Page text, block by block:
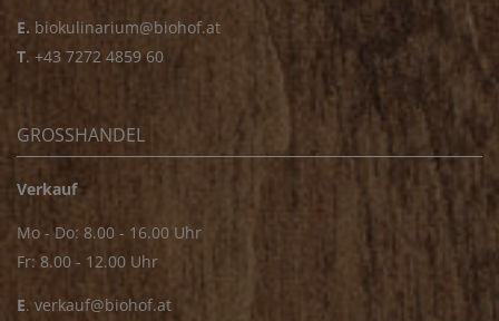
E. biokulinarium@biohof.at
T. +43 7272 4859 60
GROSSHANDEL
Verkauf
Mo - Do: 8.00 - 16.00 Uhr
Fr: 8.00 - 12.00 Uhr
E. verkauf@biohof.at